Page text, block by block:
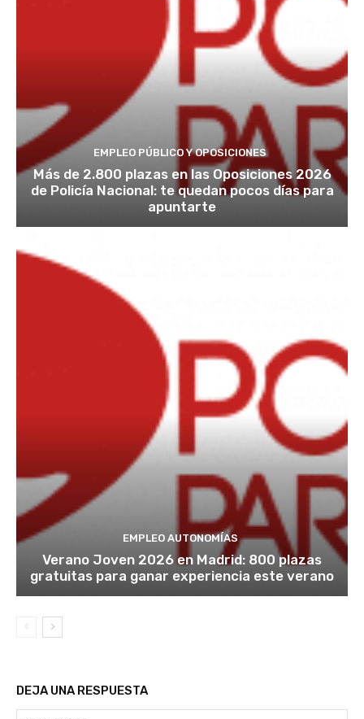
EMPLEO PÚBLICO Y OPOSICIONES
Más de 2.800 plazas en las Oposiciones 2026
de Policía Nacional: te quedan pocos días para
apuntarte
EMPLEO AUTONOMÍAS
Verano Joven 2026 en Madrid: 800 plazas
gratuitas para ganar experiencia este verano
DEJA UNA RESPUESTA